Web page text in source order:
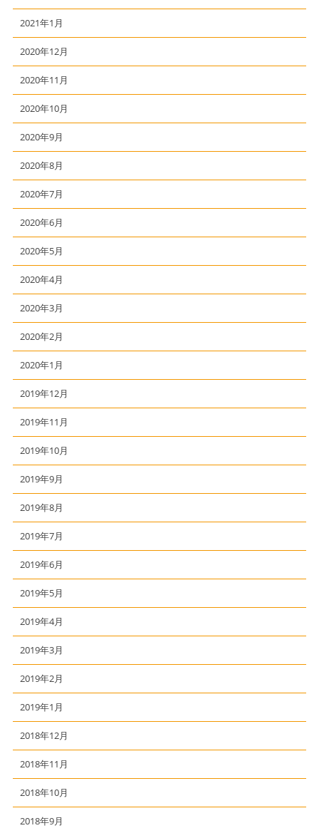
2021年1月
2020年12月
2020年11月
2020年10月
2020年9月
2020年8月
2020年7月
2020年6月
2020年5月
2020年4月
2020年3月
2020年2月
2020年1月
2019年12月
2019年11月
2019年10月
2019年9月
2019年8月
2019年7月
2019年6月
2019年5月
2019年4月
2019年3月
2019年2月
2019年1月
2018年12月
2018年11月
2018年10月
2018年9月